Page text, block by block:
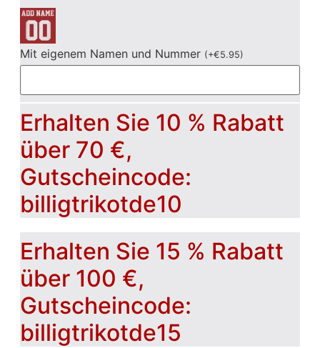
Mit eigenem Namen und Nummer (+€5.95)
Erhalten Sie 10 % Rabatt
über 70 €,
Gutscheincode:
billigtrikotde10
Erhalten Sie 15 % Rabatt
über 100 €,
Gutscheincode:
billigtrikotde15